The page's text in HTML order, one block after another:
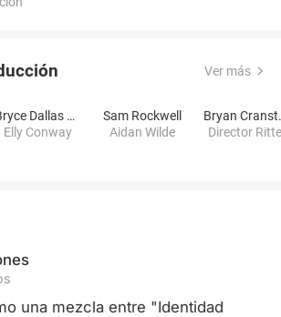
Ver más
Bryce Dallas Howard
Elly Conway
Sam Rockwell
Aidan Wilde
Director
una mezcla entre "Identidad